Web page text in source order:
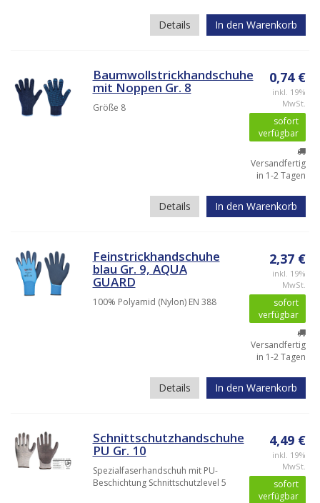
Details In den Warenkorb
Baumwollstrickhandschuhe
mit Noppen Gr. 8
Größe 8
0,74 €
inkl. 19%
MwSt.
sofort
verfügbar
Versandfertig
in 1-2 Tagen
Details In den Warenkorb
Feinstrickhandschuhe
blau Gr. 9, AQUA
GUARD
100% Polyamid (Nylon) EN 388
2,37 €
inkl. 19%
MwSt.
sofort
verfügbar
Versandfertig
in 1-2 Tagen
Details In den Warenkorb
Schnittschutzhandschuhe
PU Gr. 10
Spezialfaserhandschuh mit PU-
Beschichtung Schnittschutzlevel 5
4,49 €
inkl. 19%
MwSt.
sofort
verfügbar